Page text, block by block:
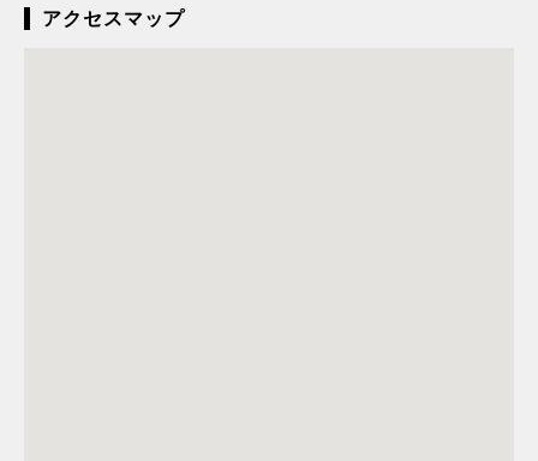
アクセスマップ